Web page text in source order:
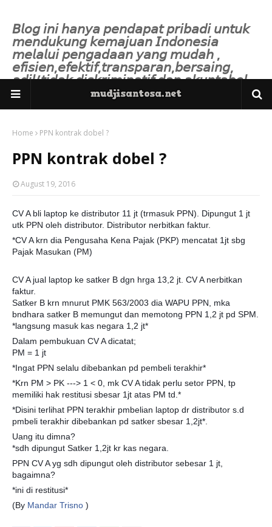
𝘉𝘭𝘰𝘨 𝘪𝘯𝘪 𝘩𝘢𝘯𝘺𝘢 𝘱𝘦𝘯𝘥𝘢𝘱𝘢𝘵 𝘱𝘳𝘪𝘣𝘢𝘥𝘪 𝘶𝘯𝘵𝘶𝘬
𝘮𝘦𝘯𝘥𝘶𝘬𝘶𝘯𝘨 𝘬𝘦𝘮𝘢𝘫𝘶𝘢𝘯 𝘐𝘯𝘥𝘰𝘯𝘦𝘴𝘪𝘢
𝘮𝘦𝘭𝘢𝘭𝘶𝘪 𝘱𝘦𝘯𝘨𝘢𝘥𝘢𝘢𝘯 𝘺𝘢𝘯𝘨 𝘮𝘶𝘥𝘢𝘩 ,
𝘦𝘧𝘪𝘴𝘪𝘦𝘯,𝘦𝘧𝘦𝘬𝘵𝘪𝘧,𝘵𝘳𝘢𝘯𝘴𝘱𝘢𝘳𝘢𝘯,𝘣𝘦𝘳𝘴𝘢𝘪𝘯𝘨,
𝘢𝘥𝘪𝘭/𝘵𝘪𝘥𝘢𝘬 𝘥𝘪𝘴𝘬𝘳𝘪𝘮𝘪𝘯𝘢𝘵𝘪𝘧 𝘥𝘢𝘯 𝘢𝘬𝘶𝘯𝘵𝘢𝘣𝘦𝘭.
Home PPN kontrak dobel ?
PPN kontrak dobel ?
August 19, 2016
CV A bli laptop ke distributor 11 jt (trmasuk PPN). Dipungut 1 jt
utk PPN oleh distributor. Distributor nerbitkan faktur.
*CV A krn dia Pengusaha Kena Pajak (PKP) mencatat 1jt sbg
Pajak Masukan (PM)
CV A jual laptop ke satker B dgn hrga 13,2 jt. CV A nerbitkan
faktur.
Satker B krn mnurut PMK 563/2003 dia WAPU PPN, mka
bndhara satker B memungut dan memotong PPN 1,2 jt pd SPM.
*langsung masuk kas negara 1,2 jt*
Dalam pembukuan CV A dicatat;
PM = 1 jt
*Ingat PPN selalu dibebankan pd pembeli terakhir*
*Krn PM > PK ---> 1 < 0, mk CV A tidak perlu setor PPN, tp
memiliki hak restitusi sbesar 1jt atas PM td.*
*Disini terlihat PPN terakhir pmbelian laptop dr distributor s.d
pmbeli terakhir dibebankan pd satker sbesar 1,2jt*.
Uang itu dimna?
*sdh dipungut Satker 1,2jt kr kas negara.
PPN CV A yg sdh dipungut oleh distributor sebesar 1 jt,
bagaimna?
*ini di restitusi*
(By Mandar Trisno )